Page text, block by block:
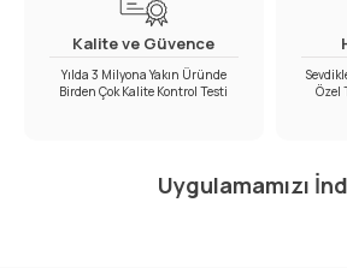
Kalite ve Güvence
Yılda 3 Milyona Yakın Üründe
Birden Çok Kalite Kontrol Testi
Özel
Uygulamamızı